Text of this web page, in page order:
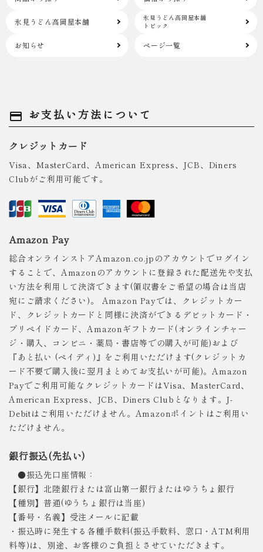
氷見うどん高岡屋本舗
氷見うどん高岡屋本舗
トピック
お知らせ ページ一覧
payment お支払い方法について
クレジットカード
Visa、MasterCard、American Express、JCB、Diners
Clubがご利用可能です。
Amazon Pay
総合オンラインストアAmazon.co.jpのアカウントでログイン
することで、Amazonのアカウントに登録された配送先や支払
い方法を利用して決済できます(領収書をご希望の場合は当店
宛にご請求ください)。 Amazon Payでは、クレジットカー
ド、クレジットカードと同様に決済ができるデビットカード・
プリペイドカード、Amazonギフトカード(オンラインチャー
ジ・購入、コンビニ・薬局・書店等での購入が可能)および
『あと払い (ペイディ)』をご利用いただけます(クレジットカ
ード不要で購入後に翌月まとめてお支払いが可能)。Amazon
Payでご利用可能なクレジットカードはVisa、MasterCard、
American Express、JCB、Diners Clubとなります。J-
Debitはご利用いただけません。Amazonポイントはご利用い
ただけません。
銀行振込(先払い)
●振込先口座情報：
【銀行】北陸銀行または富山第一銀行またはゆうちょ銀行
【種別】普通(ゆうちょ銀行は当座)
【番号・名義】受注メールに記載
・振込時に発生する各種手数料(振込手数料、窓口・ATM利用
料等)は、別途、お客様のご負担とさせていただきます。